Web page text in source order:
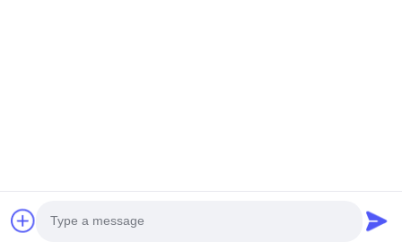
Prawa autorskie © 2026 Vital Lighting CO., Ltd Wszystkie prawa zastrzeżone.